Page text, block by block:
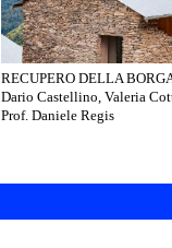
RECUPERO DELLA
Dario Castellino, Valeria
Prof. Daniele Regis